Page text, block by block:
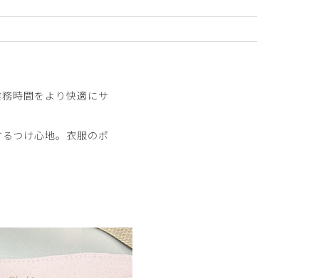
のですが、業務上、ブラックが無難だったためブ
時間をより快適にサ
つけ心地。衣服のポ